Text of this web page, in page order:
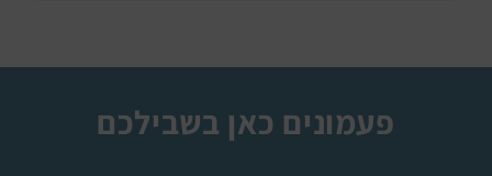
פעמונים כאן בשבילכם